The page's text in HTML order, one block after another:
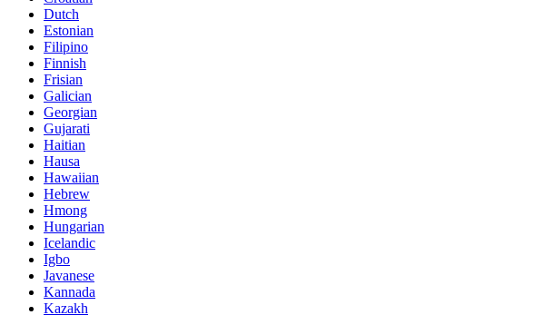
Dutch
Estonian
Filipino
Finnish
Frisian
Galician
Georgian
Gujarati
Haitian
Hausa
Hawaiian
Hebrew
Hmong
Hungarian
Icelandic
Igbo
Javanese
Kannada
Kazakh